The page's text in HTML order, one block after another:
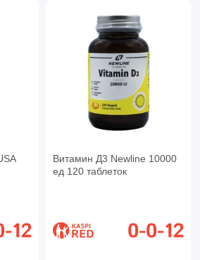
Витамин Д3 Newline 10000
ед 120 таблеток